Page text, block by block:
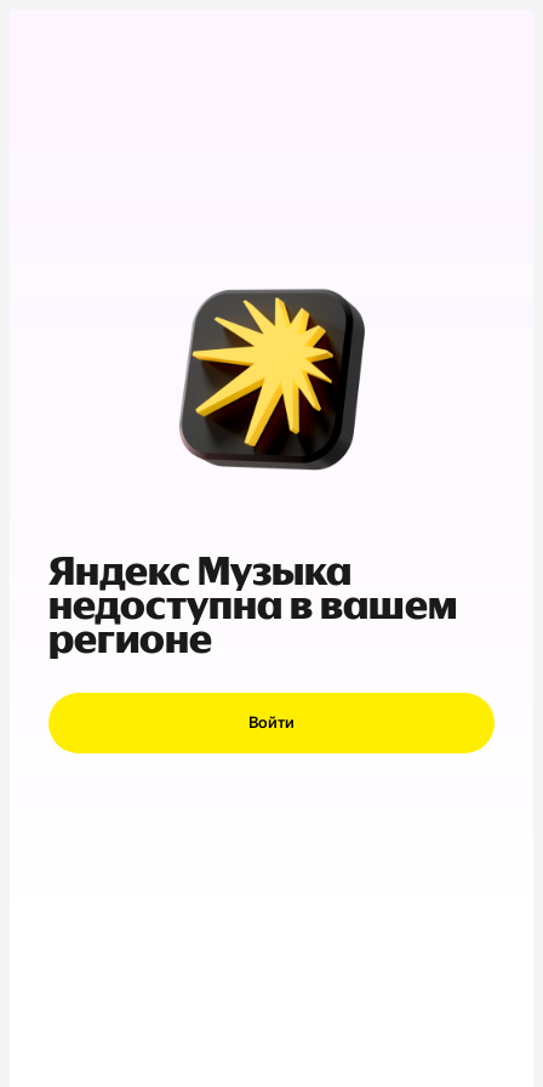
Яндекс Музыка
недоступна в вашем
регионе
Войти